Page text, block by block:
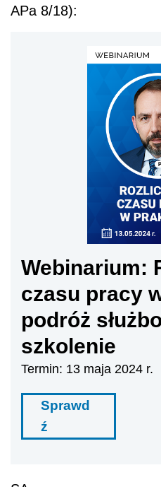
APa 8/18):
Webinarium:
czasu pracy
podróż
szkolenie
Termin: 13 maja 2024 r.
Sprawd
ź